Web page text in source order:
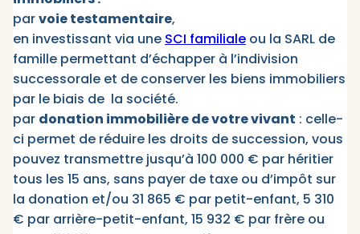
parvoie testamentaire,
en investissant via une SCI familiale ou la SARL de
famille permettant d’échapper à l’indivision
successorale et de conserver les biens immobiliers
par le biais de la société.
par donation immobilière de votre vivant : celle-
ci permet de réduire les droits de succession, vous
pouvez transmettre jusqu’à 100 000 € par héritier
tous les 15 ans, sans payer de taxe ou d’impôt sur
la donation et/ou 31 865 € par petit-enfant, 5 310
€ par arrière-petit-enfant, 15 932 € par frère ou